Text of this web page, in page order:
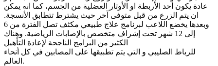
عادة يكون أحد الأربطة او الأوتار العضلية من الجسم، كما انه يمكن
ان يتم الزرع من قبل متوفى آخر حيث يشترط تتطابق الأنسجة.
وبعدها يخضع اللاعب لبرنامج علاج طبيعي مكثف تصل الفترة من 6
إلى 12 شهر تحت إشراف متخصص بالإصابات الرياضية. وهناك
الكثير من البرامج الناجحة لإعادة التأهيل
للرباط الصليبي و التي يتم تطبيقها على المصابين في كل أنحاء
العالم.